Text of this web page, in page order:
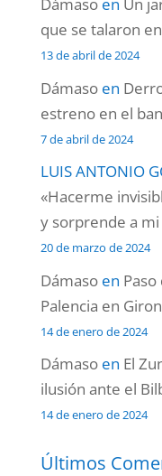
que se talaron
13 de abril de 2024
Dámasoen
estreno en el
7 de abril de 2024
LUIS ANTONIO
«Hacerme
y sorprende a
20 de marzo de 2024
Dámasoen
Palencia en
14 de enero de 2024
Dámasoen El
ilusión ante el
14 de enero de 2024
Últimos